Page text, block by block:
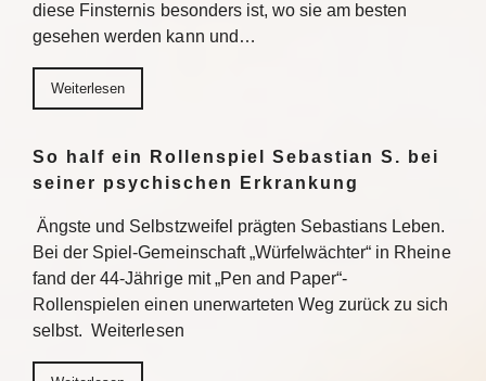
diese Finsternis besonders ist, wo sie am besten
gesehen werden kann und…
Weiterlesen
So half ein Rollenspiel Sebastian S. bei
seiner psychischen Erkrankung
Ängste und Selbstzweifel prägten Sebastians Leben.
Bei der Spiel-Gemeinschaft „Würfelwächter“ in Rheine
fand der 44-Jährige mit „Pen and Paper“-
Rollenspielen einen unerwarteten Weg zurück zu sich
selbst. Weiterlesen